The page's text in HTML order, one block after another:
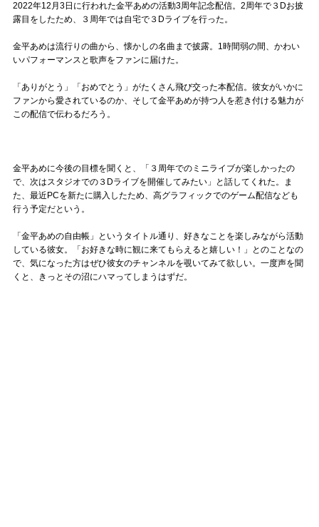
2022年12月3日に行われた金平あめの活動3周年記念配信。2周年で３Dお披
露目をしたため、３周年では自宅で３Dライブを行った。
金平あめは流行りの曲から、懐かしの名曲まで披露。1時間弱の間、かわい
いパフォーマンスと歌声をファンに届けた。
「ありがとう」「おめでとう」がたくさん飛び交った本配信。彼女がいかに
ファンから愛されているのか、そして金平あめが持つ人を惹き付ける魅力が
この配信で伝わるだろう。
金平あめに今後の目標を聞くと、「３周年でのミニライブが楽しかったの
で、次はスタジオでの３Dライブを開催してみたい」と話してくれた。ま
た、最近PCを新たに購入したため、高グラフィックでのゲーム配信なども
行う予定だという。
「金平あめの自由帳」というタイトル通り、好きなことを楽しみながら活動
している彼女。「お好きな時に観に来てもらえると嬉しい！」とのことなの
で、気になった方はぜひ彼女のチャンネルを覗いてみて欲しい。一度声を聞
くと、きっとその沼にハマってしまうはずだ。